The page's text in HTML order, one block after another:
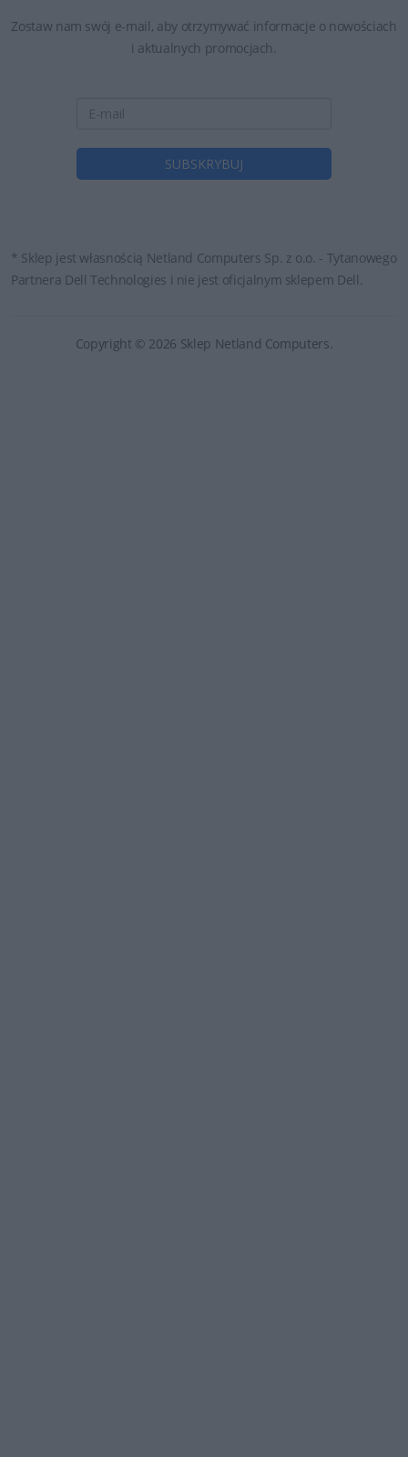
Zostaw nam swój e-mail, aby otrzymywać informacje o nowościach
i aktualnych promocjach.
* Sklep jest własnością Netland Computers Sp. z o.o. - Tytanowego
Partnera Dell Technologies i nie jest oficjalnym sklepem Dell.
Copyright © 2026 Sklep Netland Computers.